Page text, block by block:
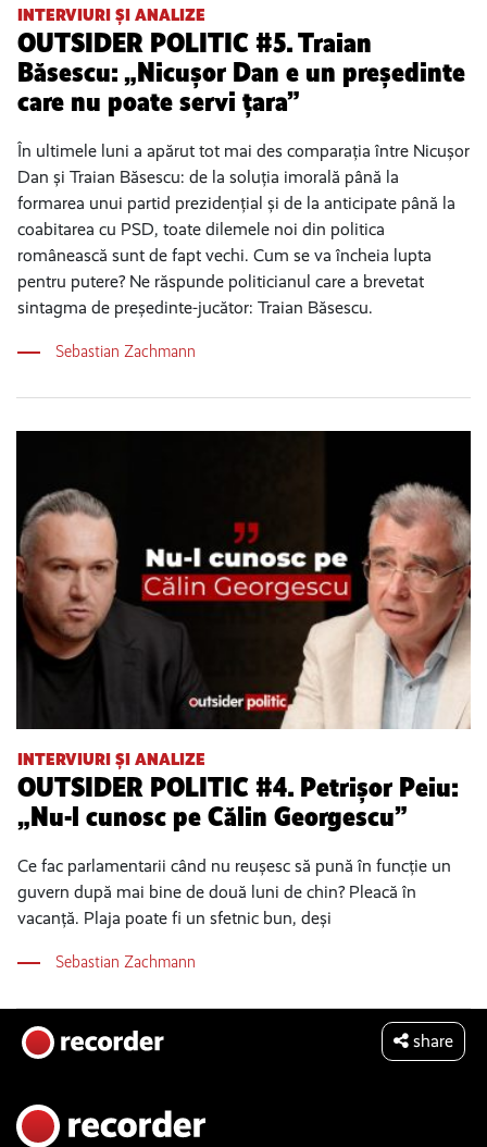
INTERVIURI ȘI ANALIZE
OUTSIDER POLITIC #5. Traian
Băsescu: „Nicușor Dan e un președinte
care nu poate servi țara”
În ultimele luni a apărut tot mai des comparația între Nicușor
Dan și Traian Băsescu: de la soluția imorală până la
formarea unui partid prezidențial și de la anticipate până la
coabitarea cu PSD, toate dilemele noi din politica
românească sunt de fapt vechi. Cum se va încheia lupta
pentru putere? Ne răspunde politicianul care a brevetat
sintagma de președinte-jucător: Traian Băsescu.
Sebastian Zachmann
INTERVIURI ȘI ANALIZE
OUTSIDER POLITIC #4. Petrișor Peiu:
„Nu-l cunosc pe Călin Georgescu”
Ce fac parlamentarii când nu reușesc să pună în funcție un
guvern după mai bine de două luni de chin? Pleacă în
vacanță. Plaja poate fi un sfetnic bun, deși
Sebastian Zachmann
share